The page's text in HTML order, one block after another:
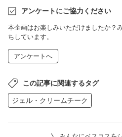
アンケートにご協力ください
本企画はお楽しみいただけましたか？
ちしています。
アンケートへ
この記事に関連するタグ
ジェル・クリームチーク